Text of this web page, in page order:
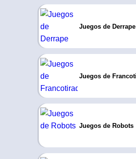
Juegos de Derrape
Juegos de
Juegos de Robots